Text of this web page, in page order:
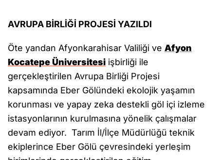
AVRUPA BİRLİĞİ PROJESİ YAZILDI
Öte yandan Afyonkarahisar Valiliği ve Afyon
Kocatepe Üniversitesi işbirliği ile
gerçekleştirilen Avrupa Birliği Projesi
kapsamında Eber Gölündeki ekolojik yaşamın
korunması ve yapay zeka destekli göl içi izleme
istasyonlarının kurulmasına yönelik çalışmalar
devam ediyor. Tarım İl/İlçe Müdürlüğü teknik
ekiplerince Eber Gölü çevresindeki yerleşim